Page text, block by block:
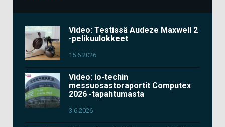
Video: Testissä Audeze Maxwell 2
-pelikuulokkeet
15.6.2026
Video: io-techin
messuosastoraportit Computex
2026 -tapahtumasta
3.6.2026